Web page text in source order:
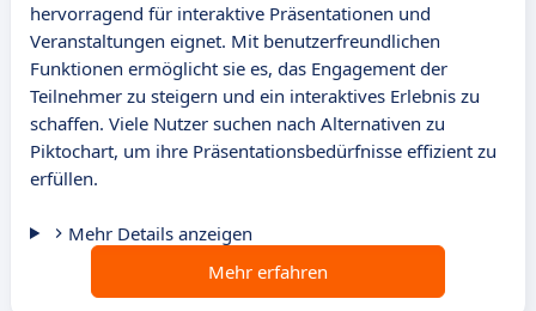
hervorragend für interaktive Präsentationen und
Veranstaltungen eignet. Mit benutzerfreundlichen
Funktionen ermöglicht sie es, das Engagement der
Teilnehmer zu steigern und ein interaktives Erlebnis zu
schaffen. Viele Nutzer suchen nach Alternativen zu
Piktochart, um ihre Präsentationsbedürfnisse effizient zu
erfüllen.
Mehr Details anzeigen
Mehr erfahren